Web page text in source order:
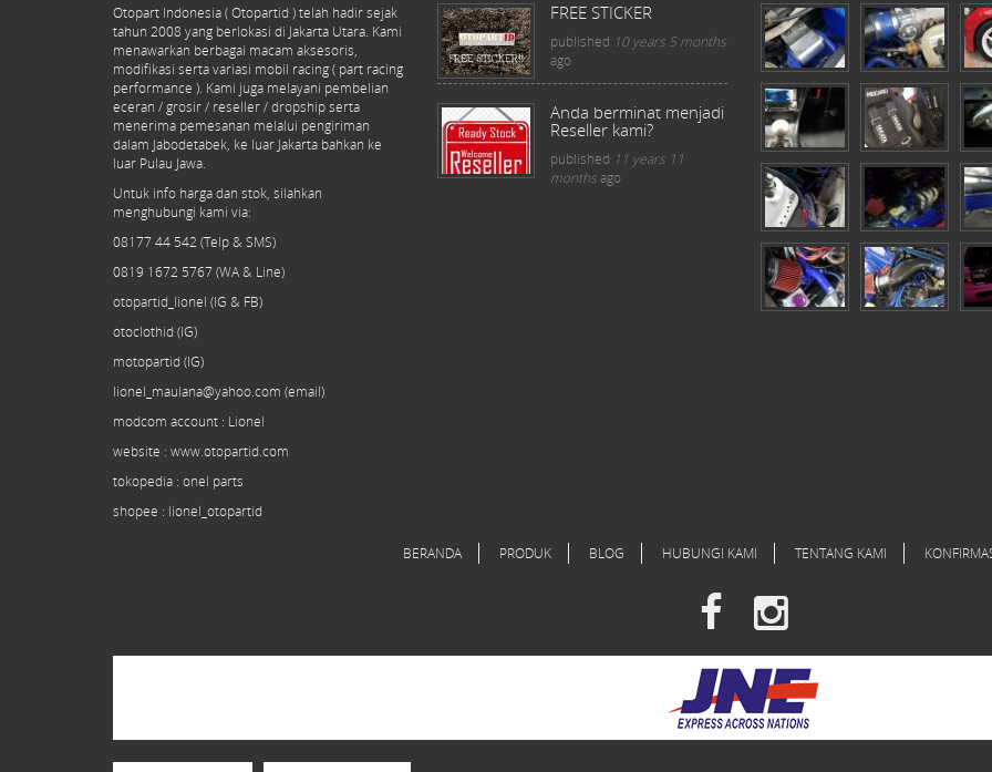
Otopart Indonesia ( Otopartid ) telah hadir sejak
tahun 2008 yang berlokasi di Jakarta Utara. Kami
menawarkan berbagai macam aksesoris,
modifikasi serta variasi mobil racing ( part racing
performance ). Kami juga melayani pembelian
eceran / grosir / reseller / dropship serta
menerima pemesanan melalui pengiriman
dalam Jabodetabek, ke luar Jakarta bahkan ke
luar Pulau Jawa.
Untuk info harga dan stok, silahkan
menghubungi kami via:
08177 44 542 (Telp & SMS)
0819 1672 5767 (WA & Line)
otopartid_lionel (IG & FB)
otoclothid (IG)
motopartid (IG)
lionel_maulana@yahoo.com (email)
modcom account : Lionel
website : www.otopartid.com
tokopedia : onel parts
shopee : lionel_otopartid
FREE STICKER
published 10 years 5 months
ago
Anda berminat menjadi
Reseller kami?
published 11 years 11
monthsago
BERANDA PRODUK BLOG HUBUNGI KAMI TENTANG KAMI